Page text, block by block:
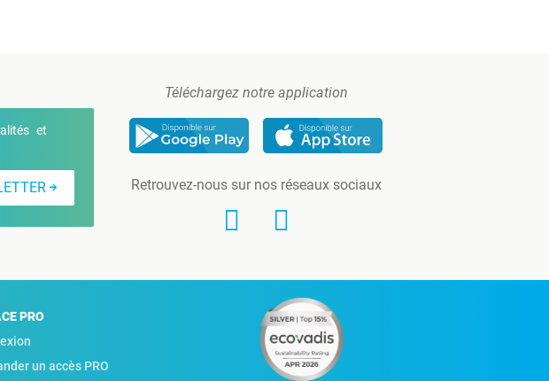
et
Téléchargez notre application
Retrouvez-nous sur nos réseaux sociaux
PRO
un accès PRO